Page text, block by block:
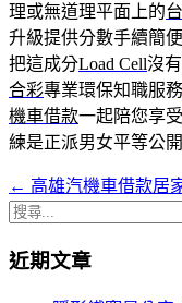
理或無道理平面上的
升級提供分數手續簡
把這成分Load Cell沒
合彩專業環保知職服務
機車借款一起陪您享
練是正派男女平等公
文
章
導
← 高雄汽機車借款居
搜
關
近期文章